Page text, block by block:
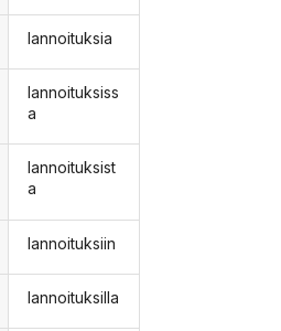
lannoituksia
lannoituksiss
a
lannoituksist
a
lannoituksiin
lannoituksilla